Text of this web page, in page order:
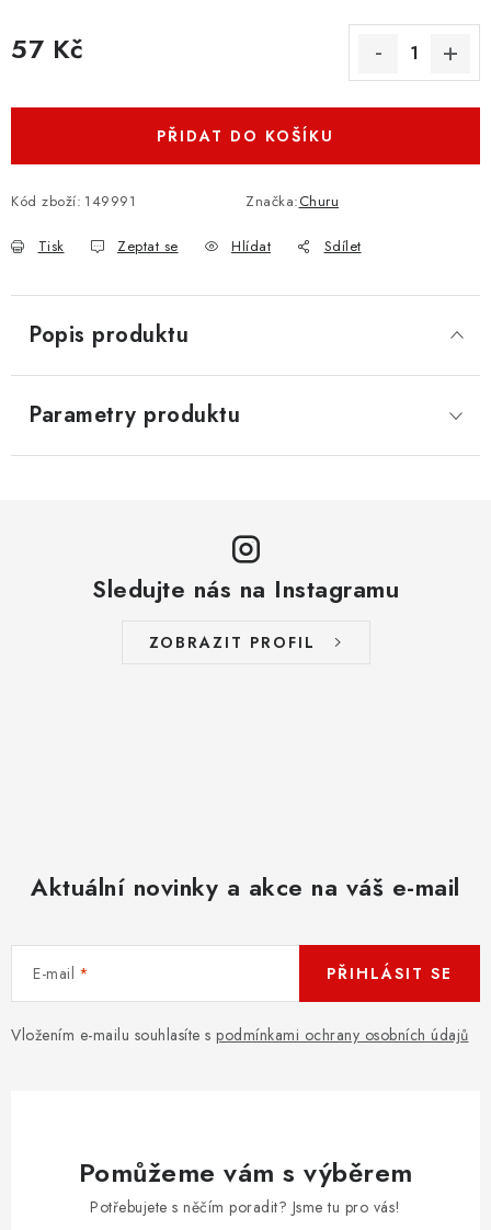
57 Kč
PŘIDAT DO KOŠÍKU
Kód zboží: 149991 Značka:Churu
Tisk Zeptat se Hlídat Sdílet
Popis produktu
Parametry produktu
Sledujte nás na Instagramu
ZOBRAZIT PROFIL
Aktuální novinky a akce na váš e-mail
E-mail
Vložením e-mailu souhlasíte s podmínkami ochrany osobních údajů
PŘIHLÁSIT SE
Pomůžeme vám s výběrem
Potřebujete s něčím poradit? Jsme tu pro vás!